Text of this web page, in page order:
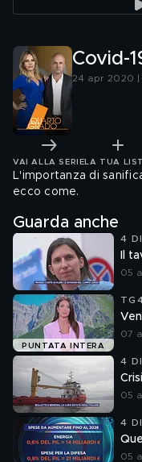
Covid-
24 apr 2020 |
VAI ALLA SERIE LA TUA
L'importanza di
ecco come.
Guarda anche
4
Il
05
PUNTATA INTERA
07
4
05
4
05